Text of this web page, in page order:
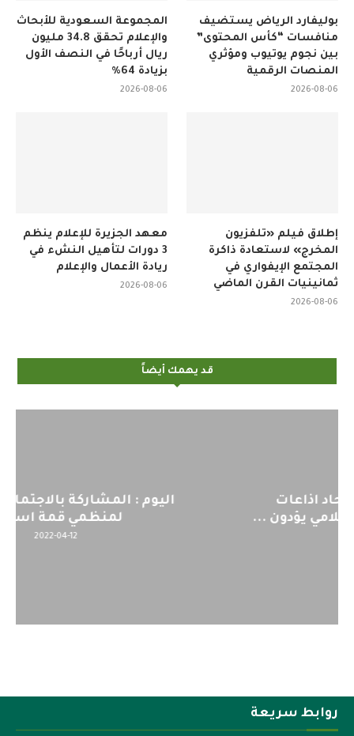
المجموعة السعودية للأبحاث
والإعلام تحقق 34.8 مليون
ريال أرباحًا في النصف الأول
بزيادة 64%
2026-08-06
بوليفارد الرياض يستضيف
منافسات “كأس المحتوى”
بين نجوم يوتيوب ومؤثري
المنصات الرقمية
2026-08-06
معهد الجزيرة للإعلام ينظم
3 دورات لتأهيل النشء في
ريادة الأعمال والإعلام
2026-08-06
إطلاق فيلم «تلفزيون
المخرج» لاستعادة ذاكرة
المجتمع الإيفواري في
ثمانينيات القرن الماضي
2026-08-06
قد يهمك أيضاً
اليوم : المشاركة بالاجتماع التحضيري
لمنظمي قمة اسيا...
روابط سريعة